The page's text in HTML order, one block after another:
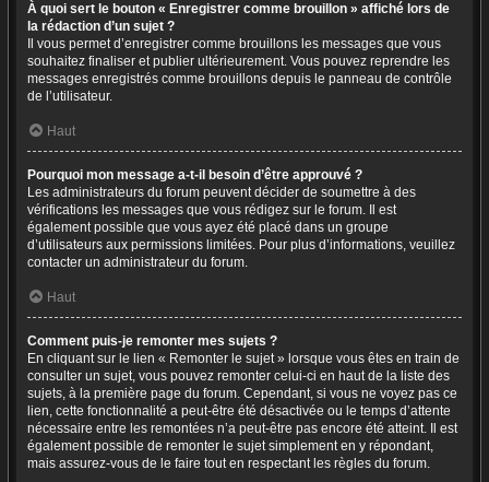
À quoi sert le bouton « Enregistrer comme brouillon » affiché lors de
la rédaction d’un sujet ?
Il vous permet d’enregistrer comme brouillons les messages que vous
souhaitez finaliser et publier ultérieurement. Vous pouvez reprendre les
messages enregistrés comme brouillons depuis le panneau de contrôle
de l’utilisateur.
Haut
Pourquoi mon message a-t-il besoin d’être approuvé ?
Les administrateurs du forum peuvent décider de soumettre à des
vérifications les messages que vous rédigez sur le forum. Il est
également possible que vous ayez été placé dans un groupe
d’utilisateurs aux permissions limitées. Pour plus d’informations, veuillez
contacter un administrateur du forum.
Haut
Comment puis-je remonter mes sujets ?
En cliquant sur le lien « Remonter le sujet » lorsque vous êtes en train de
consulter un sujet, vous pouvez remonter celui-ci en haut de la liste des
sujets, à la première page du forum. Cependant, si vous ne voyez pas ce
lien, cette fonctionnalité a peut-être été désactivée ou le temps d’attente
nécessaire entre les remontées n’a peut-être pas encore été atteint. Il est
également possible de remonter le sujet simplement en y répondant,
mais assurez-vous de le faire tout en respectant les règles du forum.